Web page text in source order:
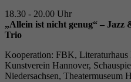
18.30 - 20.00 Uhr
„Allein ist nicht genug“ –
Trio
Kooperation: FBK,
Kunstverein Hannover,
Niedersachsen, Theatermuseum